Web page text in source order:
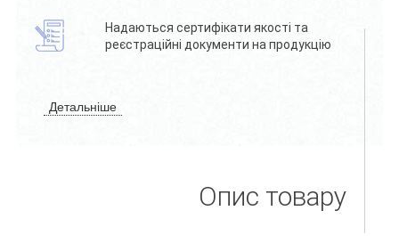
Надаються сертифікати якості та
реєстраційні документи на продукцію
Детальніше
Опис товару